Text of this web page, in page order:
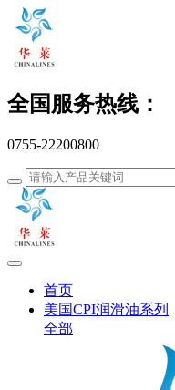
全国服务热线：
0755-22200800
首页
美国CPI润滑油系列
全部